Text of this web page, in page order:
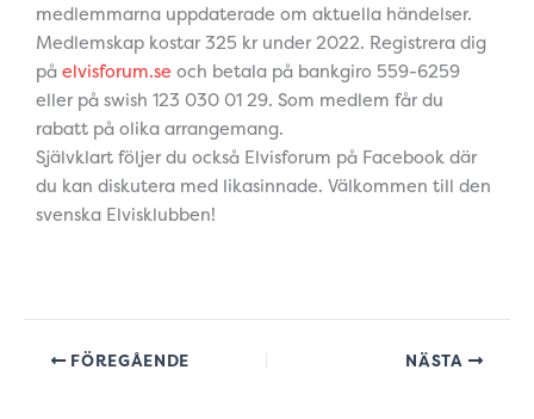
medlemmarna uppdaterade om aktuella händelser.
Medlemskap kostar 325 kr under 2022. Registrera dig
på elvisforum.se och betala på bankgiro 559-6259
eller på swish 123 030 01 29. Som medlem får du
rabatt på olika arrangemang.
Självklart följer du också Elvisforum på Facebook där
du kan diskutera med likasinnade. Välkommen till den
svenska Elvisklubben!
FÖREGÅENDE NÄSTA